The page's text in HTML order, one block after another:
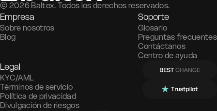
© 2026 Baltex. Todos los derechos reservados.
Empresa
Sobre nosotros
Blog
Soporte
Glosario
Preguntas frecuentes
Contáctanos
Centro de ayuda
Legal
KYC/AML
Términos de servicio
Política de privacidad
Divulgación de riesgos